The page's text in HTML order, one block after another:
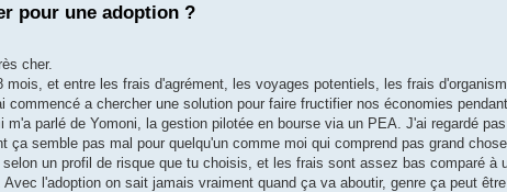
pour une adoption ?
cher.
et entre les frais d'agrément, les voyages potentiels, les frais
a chercher une solution pour faire fructifier nos économies
parlé de Yomoni, la gestion pilotée en bourse via un PEA. J'ai regardé
semble pas mal pour quelqu'un comme moi qui comprend pas grand
un profil de risque que tu choisis, et les frais sont assez bas comparé à
l'adoption on sait jamais vraiment quand ça va aboutir, genre ça peut